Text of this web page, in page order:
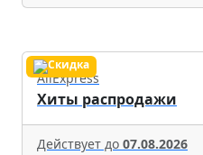
AliExpress
Хиты распродажи
Действует до 07.08.2026